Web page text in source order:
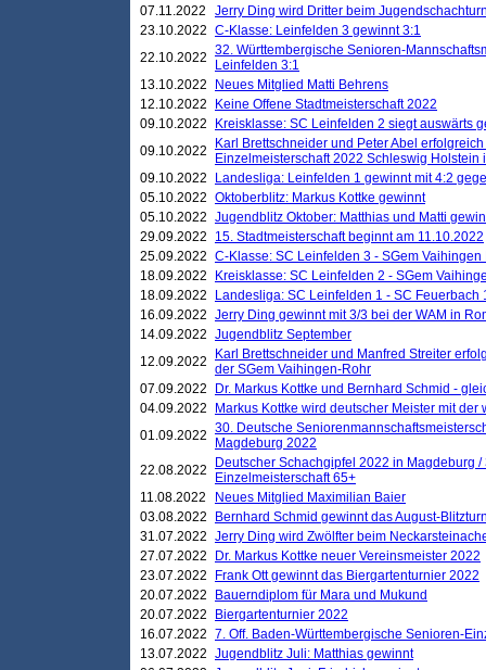
07.11.2022
Jerry Ding wird Dritter beim
23.10.2022 C-Klasse: Leinfelden 3 gewinnt 3:1
22.10.2022 32. Württembergische Senioren-
Leinfelden 3:1
13.10.2022
Neues Mitglied Matti Behrens
12.10.2022
Keine Offene Stadtmeisterschaft 2022
09.10.2022
Kreisklasse: SC Leinfelden 2 siegt auswärts
09.10.2022
Karl Brettschneider und Peter Abel
Einzelmeisterschaft 2022 Schleswig Holstein
09.10.2022
Landesliga: Leinfelden 1 gewinnt mit 4:2
05.10.2022 Oktoberblitz: Markus Kottke gewinnt
05.10.2022 Jugendblitz Oktober: Matthias und Matti
29.09.2022
15. Stadtmeisterschaft beginnt am 11.10.2022
25.09.2022 C-Klasse: SC Leinfelden 3 - SGem Vaihingen
18.09.2022
Kreisklasse: SC Leinfelden 2 - SGem
18.09.2022
Landesliga: SC Leinfelden 1 - SC Feuerbach
16.09.2022 Jerry Ding gewinnt mit 3/3 bei der WAM in
14.09.2022 Jugendblitz September
12.09.2022
Karl Brettschneider und Manfred Streiter
der SGem Vaihingen-Rohr
07.09.2022
Dr. Markus Kottke und Bernhard Schmid -
04.09.2022
Markus Kottke wird deutscher Meister mit
01.09.2022 30. Deutsche
Magdeburg 2022
22.08.2022
Deutscher Schachgipfel 2022 in Magdeburg
Einzelmeisterschaft 65+
11.08.2022
Neues Mitglied Maximilian Baier
03.08.2022
Bernhard Schmid gewinnt das August-
31.07.2022 Jerry Ding wird Zwölfter beim
27.07.2022
Dr. Markus Kottke neuer Vereinsmeister 2022
23.07.2022
Frank Ott gewinnt das Biergartenturnier 2022
20.07.2022
Bauerndiplom für Mara und Mukund
20.07.2022
Biergartenturnier 2022
16.07.2022 7. Off. Baden-Württembergische Senioren-
13.07.2022 Jugendblitz Juli: Matthias gewinnt